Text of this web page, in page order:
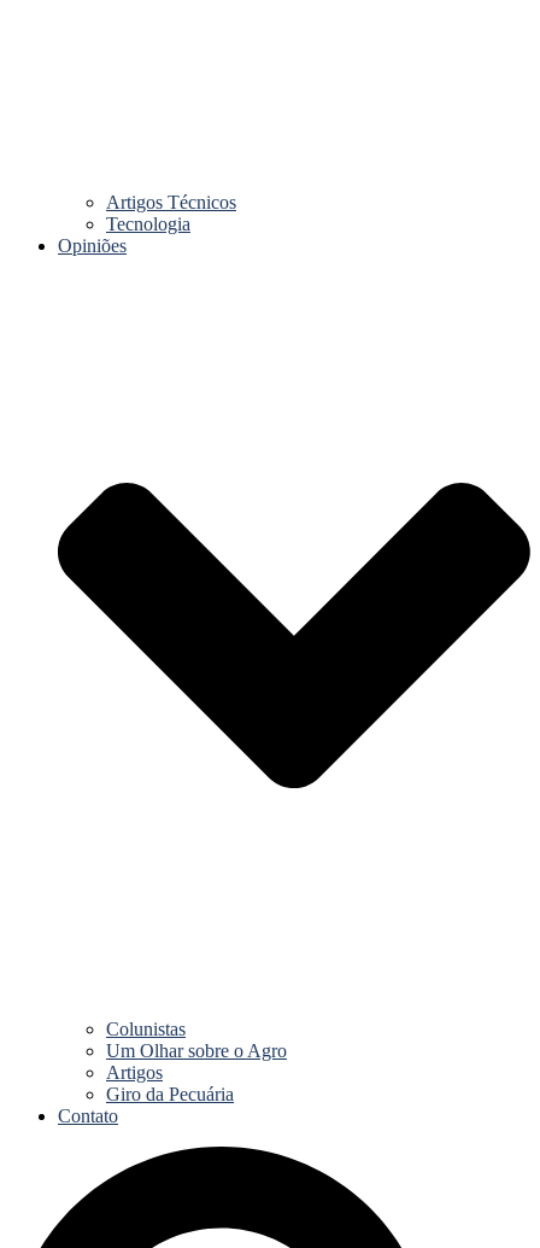
Artigos Técnicos
Tecnologia
Opiniões
Colunistas
Um Olhar sobre o Agro
Artigos
Giro da Pecuária
Contato